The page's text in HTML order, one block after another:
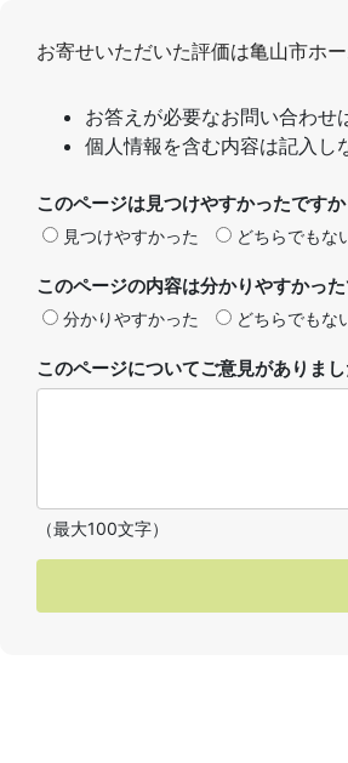
お寄せいただいた評価は亀山市ホ
お答えが必要なお問い合わせ
個人情報を含む内容は記入し
このページは見つけやすかったですか
見つけやすかった どちらでもな
このページの内容は分かりやすかっ
分かりやすかった どちらでもな
このページについてご意見がありま
（最大100文字）